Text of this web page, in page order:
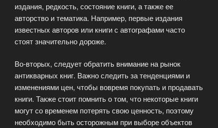
издания, редкость, состояние книги, а также ее
авторство и тематика. Например, первые издания
известных авторов или книги с автографами часто
стоят значительно дороже.
Во-вторых, следует обратить внимание на рынок
антикварных книг. Важно следить за тенденциями и
изменениями цен, чтобы вовремя покупать и продавать
книги. Также стоит помнить о том, что некоторые книги
могут со временем потерять свою ценность, поэтому
необходимо быть осторожным при выборе объектов